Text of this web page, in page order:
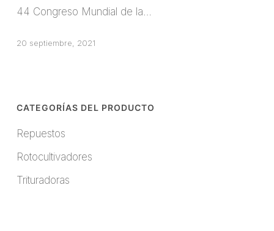
se
para
Vino
en
44 Congreso Mundial de la…
20 septiembre, 2021
CATEGORÍAS DEL PRODUCTO
Repuestos
Rotocultivadores
Trituradoras